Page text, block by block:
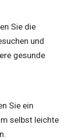
Sie die
und
gesunde
Sie ein
selbst leichte